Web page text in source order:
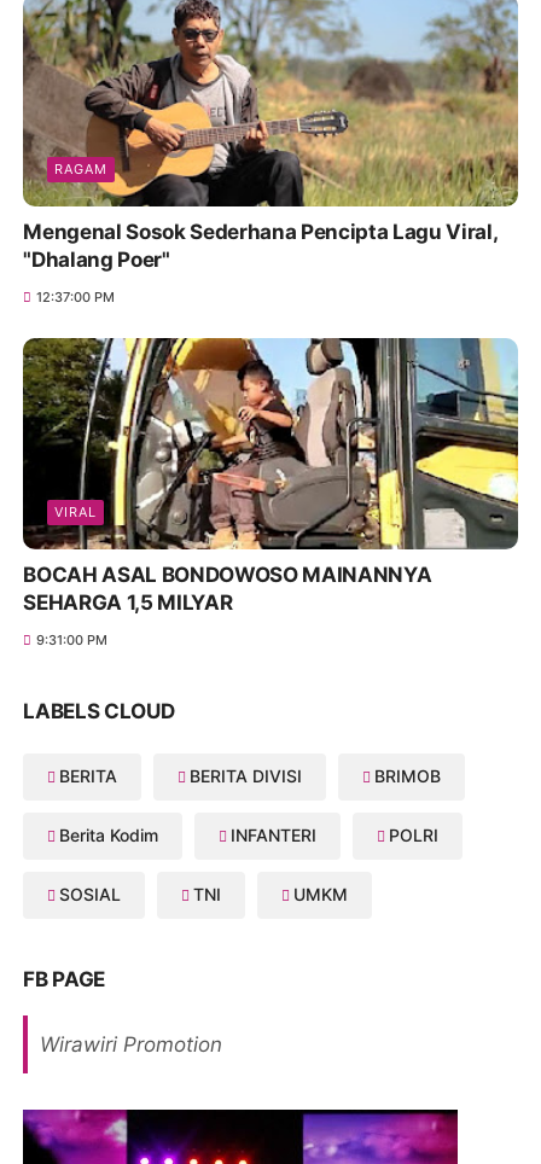
RAGAM
Mengenal Sosok Sederhana Pencipta Lagu Viral,
"Dhalang Poer"
12:37:00 PM
VIRAL
BOCAH ASAL BONDOWOSO MAINANNYA
SEHARGA 1,5 MILYAR
9:31:00 PM
LABELS CLOUD
BERITA BERITA DIVISI BRIMOB
Berita Kodim INFANTERI POLRI
SOSIAL TNI UMKM
FB PAGE
Wirawiri Promotion